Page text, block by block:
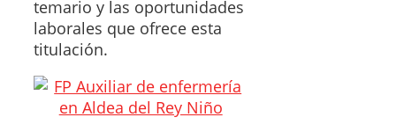
temario y las oportunidades
laborales que ofrece esta
titulación.